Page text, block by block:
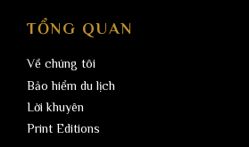
TỔNG QUAN
Về chúng tôi
Bảo hiểm du lịch
Lời khuyên
Print Editions